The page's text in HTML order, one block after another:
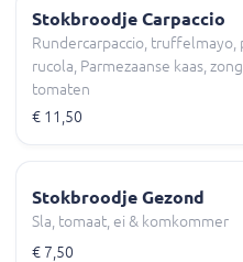
Stokbroodje Carpaccio
Rundercarpaccio,
rucola, Parmezaanse kaas,
tomaten
€ 11,50
Stokbroodje Gezond
Sla, tomaat, ei & komkommer
€ 7,50